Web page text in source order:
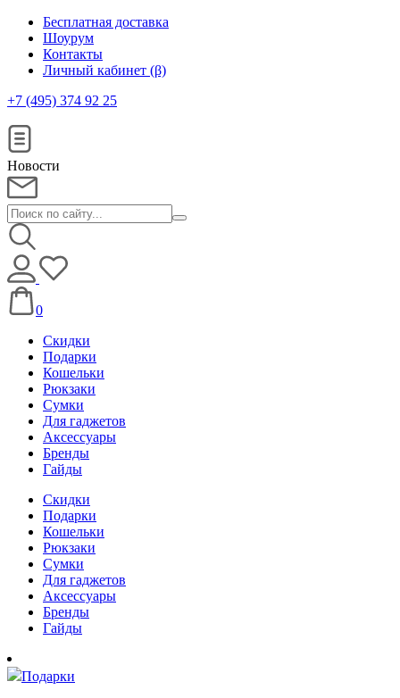
Бесплатная доставка
Шоурум
Контакты
Личный кабинет (β)
+7 (495) 374 92 25
Новости
0
Скидки
Подарки
Кошельки
Рюкзаки
Сумки
Для гаджетов
Аксессуары
Бренды
Гайды
Скидки
Подарки
Кошельки
Рюкзаки
Сумки
Для гаджетов
Аксессуары
Бренды
Гайды
Подарки